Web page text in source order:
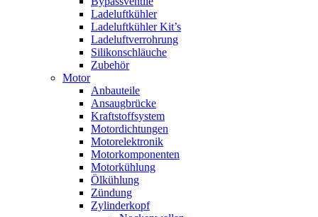
Ladeluftkühler
Ladeluftkühler Kit’s
Ladeluftverrohrung
Silikonschläuche
Zubehör
Motor
Anbauteile
Ansaugbrücke
Kraftstoffsystem
Motordichtungen
Motorelektronik
Motorkomponenten
Motorkühlung
Ölkühlung
Zündung
Zylinderkopf